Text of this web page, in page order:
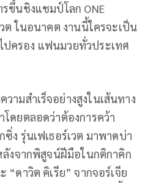
ขึ้นชิงแชมป์โลก ONE
ต ในอนาคต งานนี้ใครจะเป็น
ครอง แฟนมวยทั่วประเทศ
ามสำเร็จอย่างสูงในเส้นทาง
ดยตลอดว่าต้องการคว้า
ง รุ่นเฟเธอร์เวต มาพาดบ่า
ลังจากพิสูจน์ฝีมือในกติกาคิก
“ดาวิต คิเรีย” จากจอร์เจีย